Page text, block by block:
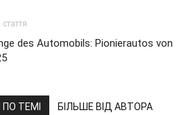
des Automobils: Pionierautos von
ТЕМІ БІЛЬШЕ ВІД АВТОРА